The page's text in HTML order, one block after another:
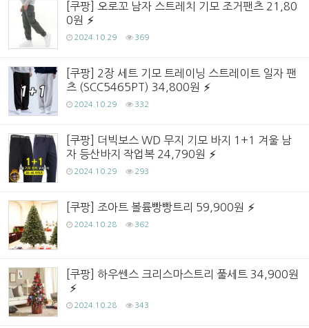
[쿠팡] 오로꼬 남자 스트레치 기모 조거팬츠 21,80
0원
2024.10.29 369
[쿠팡] 2장 세트 기모 트레이닝 스트레이트 일자 팬
츠 (SCC5465PT) 34,800원
2024.10.29 332
[쿠팡] 더빅보스 WD 무지 기모 바지 1+1 겨울 남
자 등산바지 작업복 24,790원
2024.10.29 293
[쿠팡] 조아트 볼륨빵빵트리 59,900원
2024.10.28 362
[쿠팡] 하우쎈스 크리스마스트리 풀세트 34,900원
2024.10.28 343